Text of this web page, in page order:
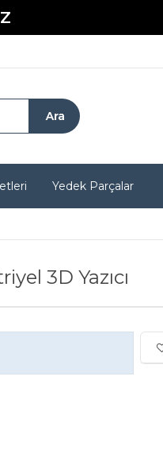
Yedek Parçalar
3D Yazıcı